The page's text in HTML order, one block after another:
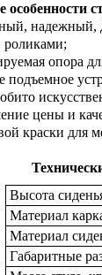
особенности
надежный,
роликами;
опора
подъемное
цены и
краски для
Высота
Материал
Материал
Габаритные